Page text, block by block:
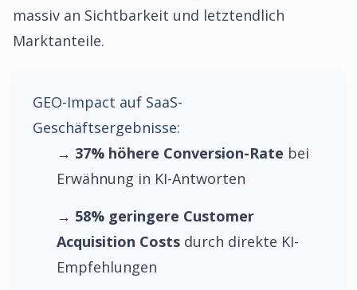
massiv an Sichtbarkeit und letztendlich
Marktanteile.
GEO-Impact auf SaaS-
Geschäftsergebnisse:
→ 37% höhere Conversion-Rate bei
Erwähnung in KI-Antworten
→ 58% geringere Customer
Acquisition Costs durch direkte KI-
Empfehlungen